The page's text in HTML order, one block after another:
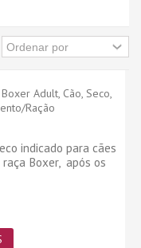
Adult, Cão, Seco,
Ração
indicado para cães
Boxer, após os